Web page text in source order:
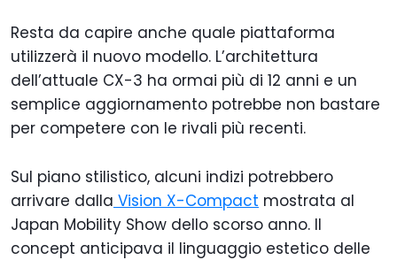
Resta da capire anche quale piattaforma
utilizzerà il nuovo modello. L’architettura
dell’attuale CX-3 ha ormai più di 12 anni e un
semplice aggiornamento potrebbe non bastare
per competere con le rivali più recenti.
Sul piano stilistico, alcuni indizi potrebbero
arrivare dalla Vision X-Compact mostrata al
Japan Mobility Show dello scorso anno. Il
concept anticipava il linguaggio estetico delle